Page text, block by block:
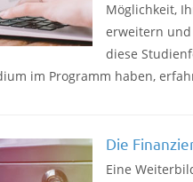
Möglichkeit,
erweitern und
diese
im Programm haben,
Die
Eine